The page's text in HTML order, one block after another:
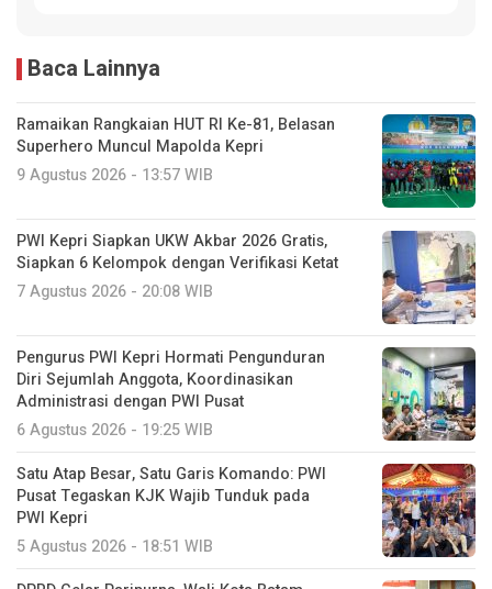
Baca Lainnya
Ramaikan Rangkaian HUT RI Ke-81, Belasan
Superhero Muncul Mapolda Kepri
9 Agustus 2026 - 13:57 WIB
PWI Kepri Siapkan UKW Akbar 2026 Gratis,
Siapkan 6 Kelompok dengan Verifikasi Ketat
7 Agustus 2026 - 20:08 WIB
Pengurus PWI Kepri Hormati Pengunduran
Diri Sejumlah Anggota, Koordinasikan
Administrasi dengan PWI Pusat
6 Agustus 2026 - 19:25 WIB
Satu Atap Besar, Satu Garis Komando: PWI
Pusat Tegaskan KJK Wajib Tunduk pada
PWI Kepri
5 Agustus 2026 - 18:51 WIB